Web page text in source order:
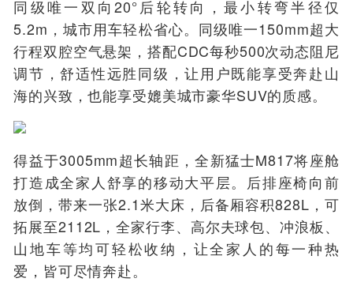
同级唯一双向20°后轮转向，最小转弯半径仅
5.2m ，城市用车轻松省心。同级唯一150mm超大
行程双腔空气悬架，搭配CDC每秒500次动态阻尼
调节，舒适性远胜同级，让用户既能享受奔赴山
海的兴致，也能享受媲美城市豪华SUV的质感。
得益于3005mm超长轴距，全新猛士M817将座舱
打造成全家人舒享的移动大平层。后排座椅向前
放倒，带来一张2.1米大床，后备厢容积828L，可
拓展至2112L，全家行李、高尔夫球包、冲浪板、
山地车等均可轻松收纳，让全家人的每一种热
爱，皆可尽情奔赴。